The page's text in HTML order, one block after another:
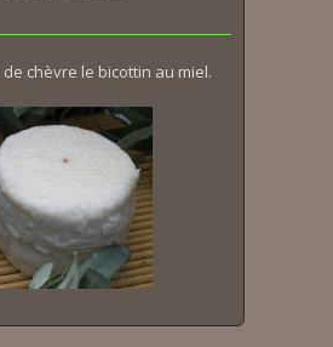
chèvre le bicottin au miel.